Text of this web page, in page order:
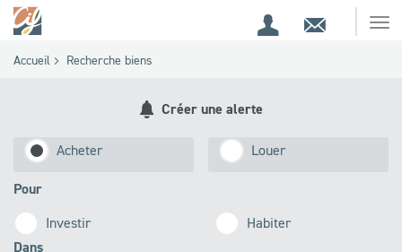
recherche
EspaceContact
Accueil Recherche biens
Créer une alerte
Acheter Louer
Pour
Investir Habiter
Dans